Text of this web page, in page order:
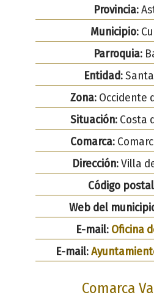
Provincia:
Municipio:
Parroquia:
Entidad:
Zona: Occidente
Situación: Costa
Comarca:
Dirección:Villa
Código
Web del
E-mail: Oficina
E-mail:
Comarca